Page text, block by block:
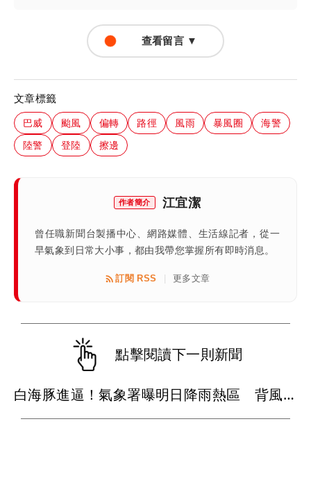
查看留言 ▼
文章標籤
巴威 颱風 偏轉 路徑 風雨 暴風圈
海警
陸警
登陸 擦邊
作者簡介 江宜潔
曾任職新聞台製播中心、網路媒體、生活線記者，從一
早氣象到日常大小事，都由我帶您掌握所有即時消息。
訂閱 RSS 更多文章
點擊閱讀下一則新聞
白海豚進逼！氣象署曝明日降雨熱區 背風側今現37度焚風